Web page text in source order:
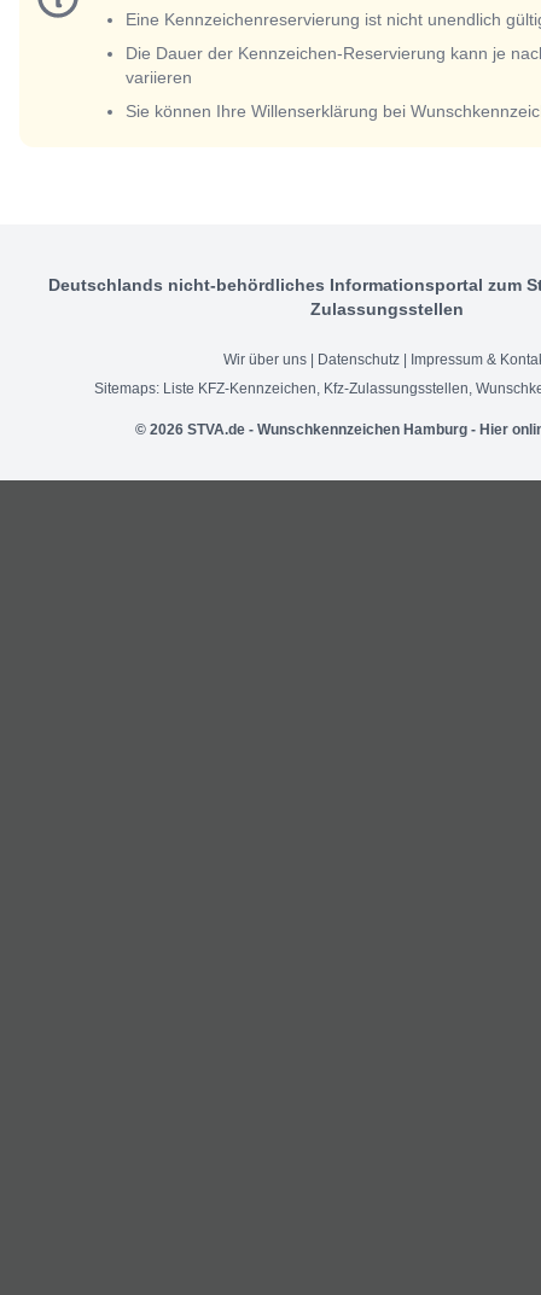
Eine Kennzeichenreservierung ist nicht unendlich
Die Dauer der Kennzeichen-Reservierung kann je
variieren
Sie können Ihre Willenserklärung bei
Deutschlands nicht-behördliches Informationsportal zum
Zulassungsstellen
Wir über uns Datenschutz
Impressum &
Sitemaps: Liste KFZ-Kennzeichen, Kfz-Zulassungsstellen,
© 2026 STVA.de - Wunschkennzeichen Hamburg - Hier